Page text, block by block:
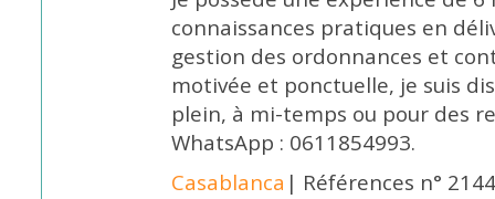
connaissances pratiques en
gestion des ordonnances et
motivée et ponctuelle, je suis
plein, à mi-temps ou pour des
WhatsApp : 0611854993.
Casablanca | Références n°